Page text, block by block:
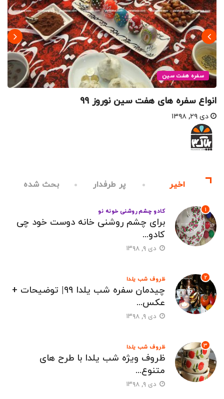
سفره هفت سین
انواع سفره های هفت سین نوروز ۹۹
دی ۲۹, ۱۳۹۸
اخیر پر طرفدار بحث شده
1 کادو چشم روشنی خونه نو
برای چشم روشنی خانه دوست خود چی
کادو...
دی ۹, ۱۳۹۸
2 ظروف شب یلدا
چیدمان سفره شب یلدا ۹۹| توضیحات +
عکس...
دی ۹, ۱۳۹۸
3 ظروف شب یلدا
ظروف ویژه شب یلدا با طرح های
متنوع...
دی ۹, ۱۳۹۸